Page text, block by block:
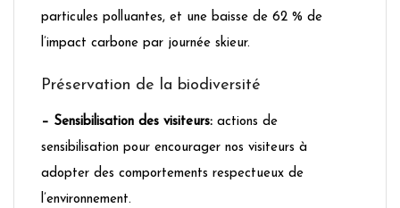
particules polluantes, et une baisse de 62 % de
l’impact carbone par journée skieur.
Préservation de la biodiversité
– Sensibilisation des visiteurs: actions de
sensibilisation pour encourager nos visiteurs à
adopter des comportements respectueux de
l’environnement.